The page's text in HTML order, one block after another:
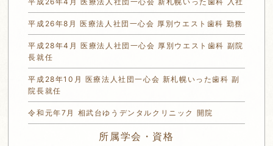
平成26年8月 医療法人社団一心会 厚別ウエスト歯科 勤務
平成28年4月 医療法人社団一心会 厚別ウエスト歯科 副院
長就任
平成28年10月 医療法人社団一心会 新札幌いった歯科 副
院長就任
令和元年7月 相武台ゆうデンタルクリニック 開院
所属学会・資格